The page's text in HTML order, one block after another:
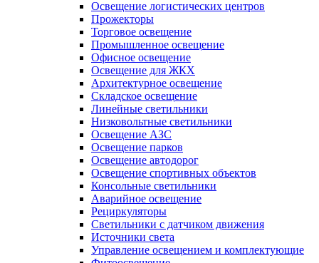
Освещение логистических центров
Прожекторы
Торговое освещение
Промышленное освещение
Офисное освещение
Освещение для ЖКХ
Архитектурное освещение
Складское освещение
Линейные светильники
Низковольтные светильники
Освещение АЗС
Освещение парков
Освещение автодорог
Освещение спортивных объектов
Консольные светильники
Аварийное освещение
Рециркуляторы
Светильники с датчиком движения
Источники света
Управление освещением и комплектующие